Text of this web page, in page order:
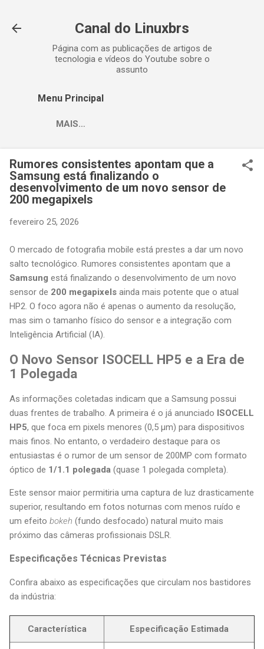
Canal do Linuxbrs
Página com as publicações de artigos de
tecnologia e vídeos do Youtube sobre o
assunto
Menu Principal
MAIS…
Rumores consistentes apontam que a
Samsung está finalizando o
desenvolvimento de um novo sensor de
200 megapixels
fevereiro 25, 2026
O mercado de fotografia mobile está prestes a dar um novo
salto tecnológico. Rumores consistentes apontam que a
Samsung está finalizando o desenvolvimento de um novo
sensor de 200 megapixels ainda mais potente que o atual
HP2. O foco agora não é apenas o aumento da resolução,
mas sim o tamanho físico do sensor e a integração com
Inteligência Artificial (IA).
O Novo Sensor ISOCELL HP5 e a Era de
1 Polegada
As informações coletadas indicam que a Samsung possui
duas frentes de trabalho. A primeira é o já anunciado ISOCELL
HP5, que foca em pixels menores (0,5 µm) para dispositivos
mais finos. No entanto, o verdadeiro destaque para os
entusiastas é o rumor de um sensor de 200MP com formato
óptico de 1/1.1 polegada (quase 1 polegada completa).
Este sensor maior permitiria uma captura de luz drasticamente
superior, resultando em fotos noturnas com menos ruído e
um efeito bokeh (fundo desfocado) natural muito mais
próximo das câmeras profissionais DSLR.
Especificações Técnicas Previstas
Confira abaixo as especificações que circulam nos bastidores
da indústria:
Característica Especificação Estimada